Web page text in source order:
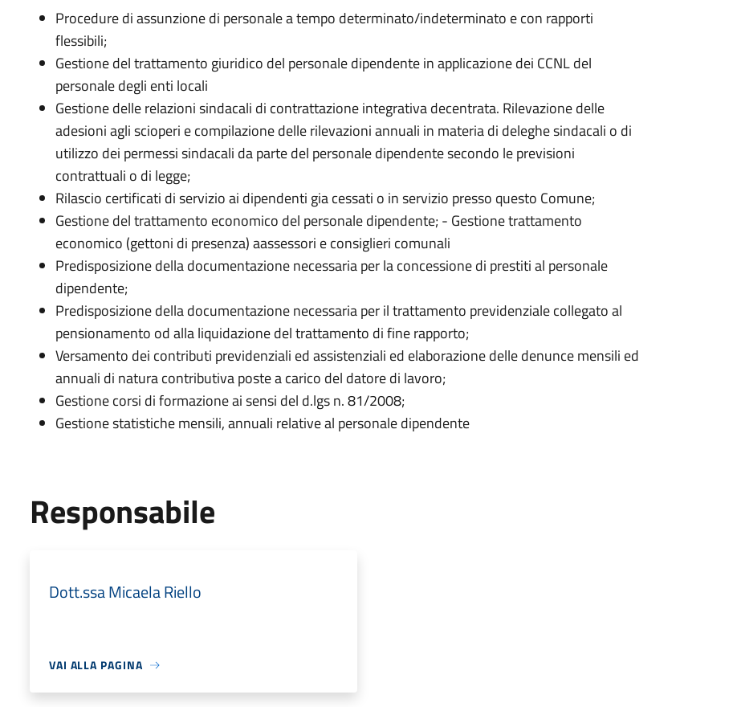
Procedure di assunzione di personale a tempo determinato/indeterminato e con rapporti
flessibili;
Gestione del trattamento giuridico del personale dipendente in applicazione dei CCNL del
personale degli enti locali
Gestione delle relazioni sindacali di contrattazione integrativa decentrata. Rilevazione delle
adesioni agli scioperi e compilazione delle rilevazioni annuali in materia di deleghe sindacali o di
utilizzo dei permessi sindacali da parte del personale dipendente secondo le previsioni
contrattuali o di legge;
Rilascio certificati di servizio ai dipendenti gia cessati o in servizio presso questo Comune;
Gestione del trattamento economico del personale dipendente; - Gestione trattamento
economico (gettoni di presenza) aassessori e consiglieri comunali
Predisposizione della documentazione necessaria per la concessione di prestiti al personale
dipendente;
Predisposizione della documentazione necessaria per il trattamento previdenziale collegato al
pensionamento od alla liquidazione del trattamento di fine rapporto;
Versamento dei contributi previdenziali ed assistenziali ed elaborazione delle denunce mensili ed
annuali di natura contributiva poste a carico del datore di lavoro;
Gestione corsi di formazione ai sensi del d.lgs n. 81/2008;
Gestione statistiche mensili, annuali relative al personale dipendente
Responsabile
Dott.ssa Micaela Riello
VAI ALLA PAGINA